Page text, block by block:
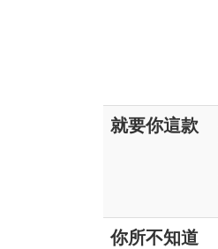
就要你這款
你所不知道